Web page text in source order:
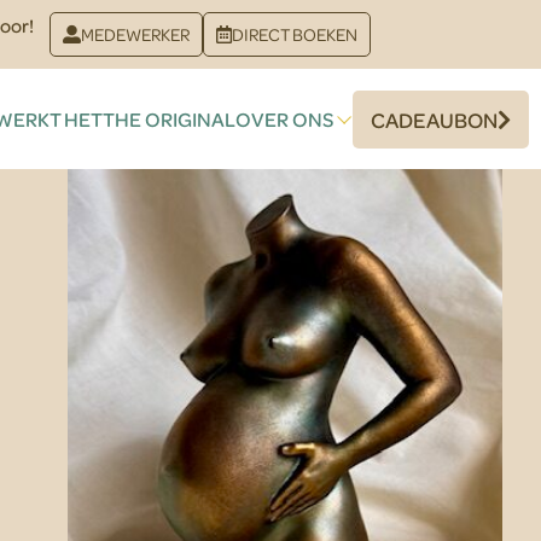
MEDEWERKER DIRECT BOEKEN
HETTHE ORIGINALOVER ONS CADEAUBON